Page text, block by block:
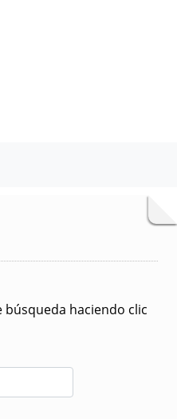
búsqueda haciendo clic